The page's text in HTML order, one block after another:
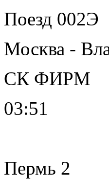
Поезд 002Э
Москва -
СК ФИРМ
03:51
Пермь 2